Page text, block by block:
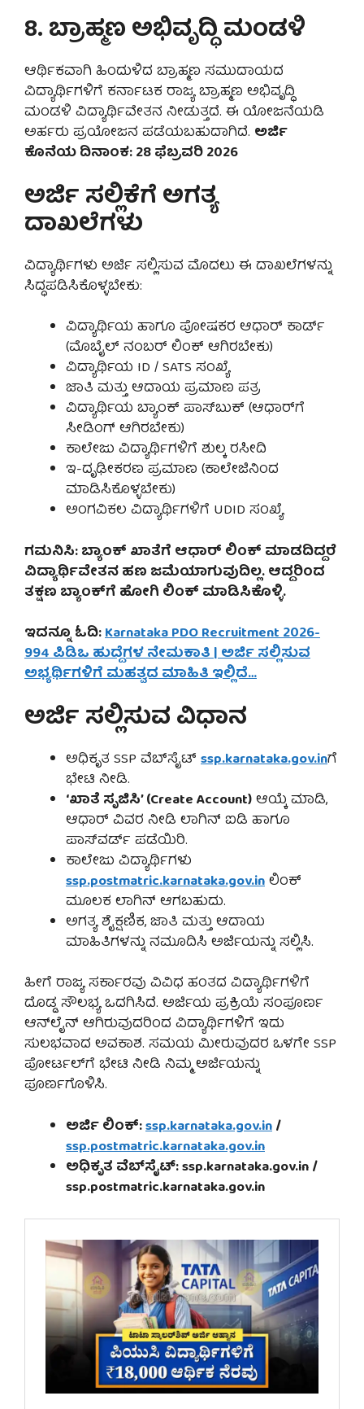
8. ಬ್ರಾಹ್ಮಣ ಅಭಿವೃದ್ಧಿ ಮಂಡಳಿ
ಆರ್ಥಿಕವಾಗಿ ಹಿಂದುಳಿದ ಬ್ರಾಹ್ಮಣ ಸಮುದಾಯದ
ವಿದ್ಯಾರ್ಥಿಗಳಿಗೆ ಕರ್ನಾಟಕ ರಾಜ್ಯ ಬ್ರಾಹ್ಮಣ ಅಭಿವೃದ್ಧಿ
ಮಂಡಳಿ ವಿದ್ಯಾರ್ಥಿವೇತನ ನೀಡುತ್ತದೆ. ಈ ಯೋಜನೆಯಡಿ
ಅರ್ಹರು ಪ್ರಯೋಜನ ಪಡೆಯಬಹುದಾಗಿದೆ. ಅರ್ಜಿ
ಕೊನೆಯ ದಿನಾಂಕ: 28 ಫೆಬ್ರವರಿ 2026
ಅರ್ಜಿ ಸಲ್ಲಿಕೆಗೆ ಅಗತ್ಯ
ದಾಖಲೆಗಳು
ವಿದ್ಯಾರ್ಥಿಗಳು ಅರ್ಜಿ ಸಲ್ಲಿಸುವ ಮೊದಲು ಈ ದಾಖಲೆಗಳನ್ನು
ಸಿದ್ಧಪಡಿಸಿಕೊಳ್ಳಬೇಕು:
ವಿದ್ಯಾರ್ಥಿಯ ಹಾಗೂ ಪೋಷಕರ ಆಧಾರ್ ಕಾರ್ಡ್
(ಮೊಬೈಲ್ ನಂಬರ್ ಲಿಂಕ್ ಆಗಿರಬೇಕು)
ವಿದ್ಯಾರ್ಥಿಯ ID / SATS ಸಂಖ್ಯೆ
ಜಾತಿ ಮತ್ತು ಆದಾಯ ಪ್ರಮಾಣ ಪತ್ರ
ವಿದ್ಯಾರ್ಥಿಯ ಬ್ಯಾಂಕ್ ಪಾಸ್‌ಬುಕ್ (ಆಧಾರ್‌ಗೆ
ಸೀಡಿಂಗ್ ಆಗಿರಬೇಕು)
ಕಾಲೇಜು ವಿದ್ಯಾರ್ಥಿಗಳಿಗೆ ಶುಲ್ಕ ರಸೀದಿ
ಇ-ದೃಢೀಕರಣ ಪ್ರಮಾಣ (ಕಾಲೇಜಿನಿಂದ
ಮಾಡಿಸಿಕೊಳ್ಳಬೇಕು)
ಅಂಗವಿಕಲ ವಿದ್ಯಾರ್ಥಿಗಳಿಗೆ UDID ಸಂಖ್ಯೆ
ಗಮನಿಸಿ: ಬ್ಯಾಂಕ್ ಖಾತೆಗೆ ಆಧಾರ್ ಲಿಂಕ್ ಮಾಡದಿದ್ದರೆ
ವಿದ್ಯಾರ್ಥಿವೇತನ ಹಣ ಜಮೆಯಾಗುವುದಿಲ್ಲ. ಆದ್ದರಿಂದ
ತಕ್ಷಣ ಬ್ಯಾಂಕ್‌ಗೆ ಹೋಗಿ ಲಿಂಕ್ ಮಾಡಿಸಿಕೊಳ್ಳಿ.
ಇದನ್ನೂ ಓದಿ:Karnataka PDO Recruitment 2026-
994 ಪಿಡಿಒ ಹುದ್ದೆಗಳ ನೇಮಕಾತಿ | ಅರ್ಜಿ ಸಲ್ಲಿಸುವ
ಅಭ್ಯರ್ಥಿಗಳಿಗೆ ಮಹತ್ವದ ಮಾಹಿತಿ ಇಲ್ಲಿದೆ…
ಅರ್ಜಿ ಸಲ್ಲಿಸುವ ವಿಧಾನ
ಅಧಿಕೃತ SSP ವೆಬ್‌ಸೈಟ್ ssp.karnataka.gov.inಗೆ
ಭೇಟಿ ನೀಡಿ.
‘ಖಾತೆ ಸೃಜಿಸಿ’ (Create Account)ಆಯ್ಕೆ ಮಾಡಿ,
ಆಧಾರ್ ವಿವರ ನೀಡಿ ಲಾಗಿನ್ ಐಡಿ ಹಾಗೂ
ಪಾಸ್‌ವರ್ಡ್ ಪಡೆಯಿರಿ.
ಕಾಲೇಜು ವಿದ್ಯಾರ್ಥಿಗಳು
ssp.postmatric.karnataka.gov.inಲಿಂಕ್
ಮೂಲಕ ಲಾಗಿನ್ ಆಗಬಹುದು.
ಅಗತ್ಯ ಶೈಕ್ಷಣಿಕ, ಜಾತಿ ಮತ್ತು ಆದಾಯ
ಮಾಹಿತಿಗಳನ್ನು ನಮೂದಿಸಿ ಅರ್ಜಿಯನ್ನು ಸಲ್ಲಿಸಿ.
ಹೀಗೆ ರಾಜ್ಯ ಸರ್ಕಾರವು ವಿವಿಧ ಹಂತದ ವಿದ್ಯಾರ್ಥಿಗಳಿಗೆ
ದೊಡ್ಡ ಸೌಲಭ್ಯ ಒದಗಿಸಿದೆ. ಅರ್ಜಿಯ ಪ್ರಕ್ರಿಯೆ ಸಂಪೂರ್ಣ
ಆನ್‌ಲೈನ್ ಆಗಿರುವುದರಿಂದ ವಿದ್ಯಾರ್ಥಿಗಳಿಗೆ ಇದು
ಸುಲಭವಾದ ಅವಕಾಶ. ಸಮಯ ಮೀರುವುದರ ಒಳಗೇ SSP
ಪೋರ್ಟಲ್‌ಗೆ ಭೇಟಿ ನೀಡಿ ನಿಮ್ಮ ಅರ್ಜಿಯನ್ನು
ಪೂರ್ಣಗೊಳಿಸಿ.
ಅರ್ಜಿ ಲಿಂಕ್:ssp.karnataka.gov.in/
ssp.postmatric.karnataka.gov.in
ಅಧಿಕೃತ ವೆಬ್‌ಸೈಟ್: ssp.karnataka.gov.in /
ssp.postmatric.karnataka.gov.in